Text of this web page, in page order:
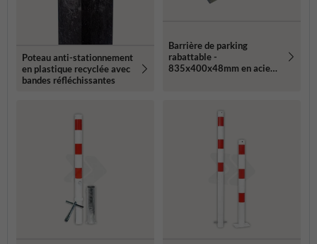
Poteau anti-stationnement
en plastique recyclée avec
bandes réfléchissantes
Barrière de parking
rabattable -
835x400x48mm en acier